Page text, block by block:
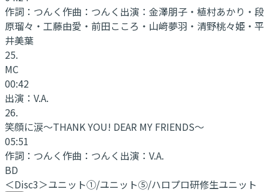
作詞： つんく作曲： つんく 出演： 金澤朋子・植村あかり・段
原瑠々・工藤由愛・前田こころ・山﨑夢羽・清野桃々姫・平
井美葉
25.
MC
00:42
出演： V.A.
26.
笑顔に涙～THANK YOU! DEAR MY FRIENDS～
05:51
作詞： つんく作曲： つんく 出演： V.A.
BD
＜Disc3＞ユニット①/ユニット⑤/ハロプロ研修生ユニット